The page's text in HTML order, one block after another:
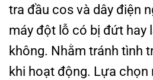
tra đầu cos và dây điện
máy đột lỗ có bị đứt hay
không. Nhằm tránh tình
khi hoạt động. Lựa chọn